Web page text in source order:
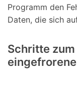
Programm den
Daten, die sich
Schritte